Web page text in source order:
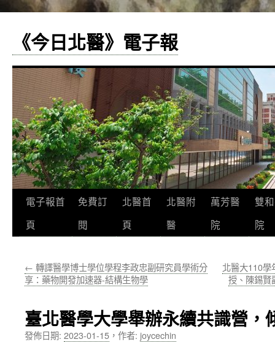
《今日北醫》電子報
跳
至
要
容
電子報首
頁
免費訂
閱
北醫首
頁
北醫附
醫
萬芳醫
院
雙
院
← 轉譯醫學博士學位學程李政忠副研究員學術分
享：藥物開發加速器-結構生物學
北醫大110學
授、陳錫賢
臺北醫學大學舉辦永續共識營，
發佈日期: 2023-01-15 ， 作者: joycechin